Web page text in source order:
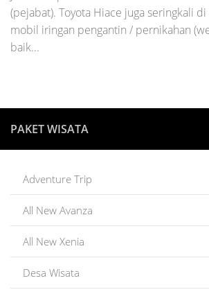
(pejabat). Toyota Hiace juga seringkali di
mobil iringan pengantin / pernikahan
baik...
PAKET WISATA
Adventure Trip
All New Avanza
All New Xenia
Desa Wisata